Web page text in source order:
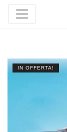
IN OFFERTA!